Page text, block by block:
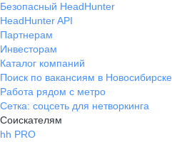
Безопасный HeadHunter
HeadHunter API
Партнерам
Инвесторам
Каталог компаний
Поиск по вакансиям в Новосибирске
Работа рядом с метро
Сетка: соцсеть для нетворкинга
Соискателям
hh PRO